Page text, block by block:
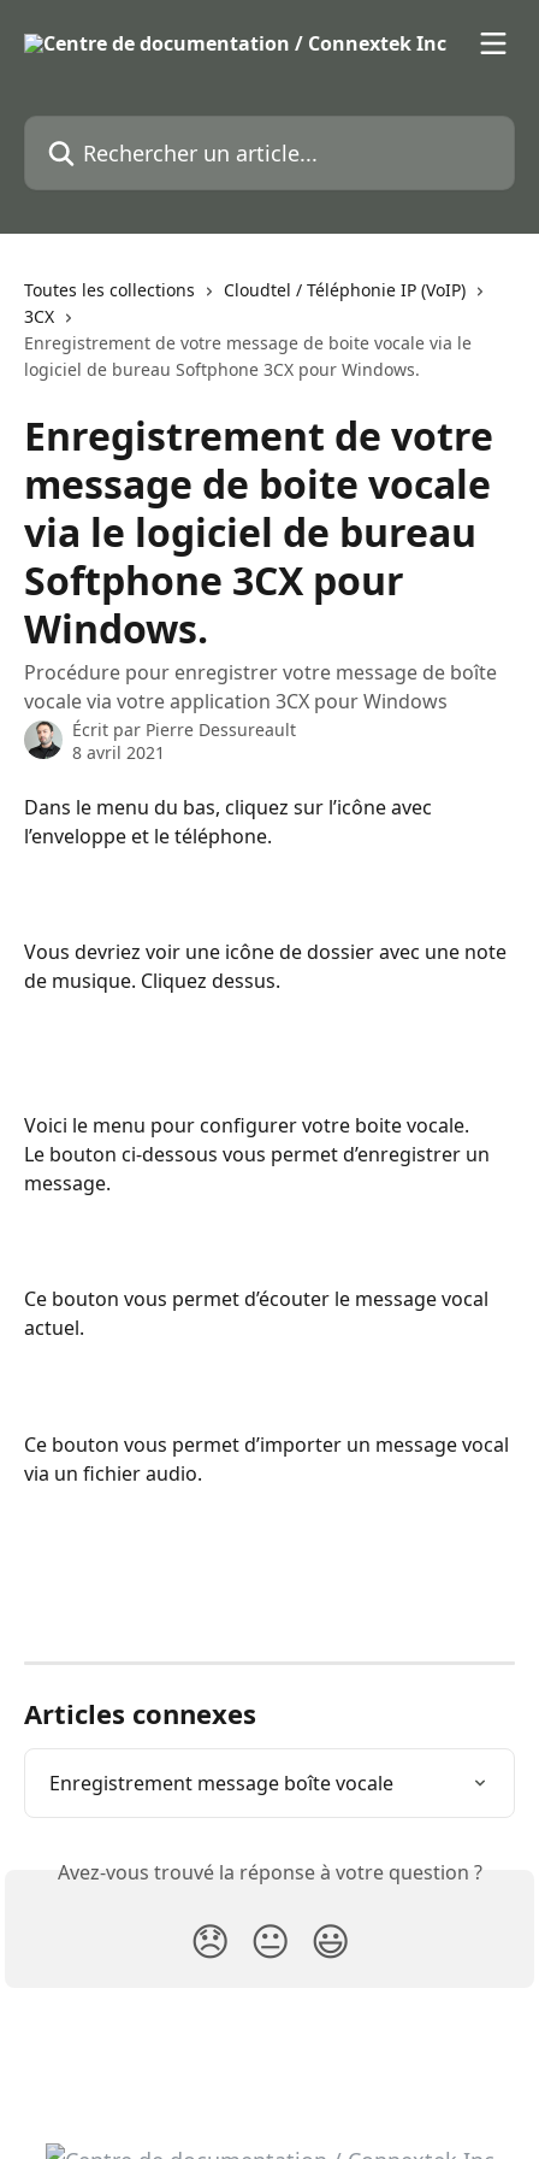
Rechercher un article...
Toutes les collections
Cloudtel / Téléphonie IP (VoIP)
3CX
Enregistrement de votre message de boite vocale via le
logiciel de bureau Softphone 3CX pour Windows.
Enregistrement de votre
message de boite vocale
via le logiciel de bureau
Softphone 3CX pour
Windows.
Procédure pour enregistrer votre message de boîte
vocale via votre application 3CX pour Windows
Écrit par Pierre Dessureault
8 avril 2021
Dans le menu du bas, cliquez sur l’icône avec
l’enveloppe et le téléphone.
Vous devriez voir une icône de dossier avec une note
de musique. Cliquez dessus.
Voici le menu pour configurer votre boite vocale.
Le bouton ci-dessous vous permet d’enregistrer un
message.
Ce bouton vous permet d’écouter le message vocal
actuel.
Ce bouton vous permet d’importer un message vocal
via un fichier audio.
Articles connexes
Enregistrement message boîte vocale
Avez-vous trouvé la réponse à votre question ?
😞 😐 😃